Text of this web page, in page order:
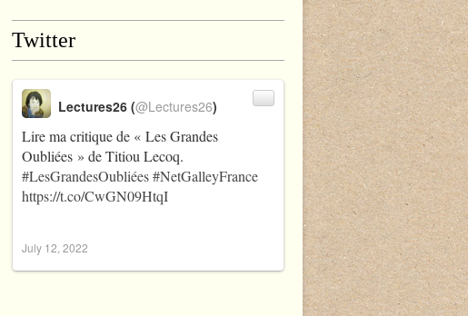
Twitter
Lire ma critique de « Les Grandes
Oubliées » de Titiou Lecoq.
#LesGrandesOubliées#NetGalleyFrance
https://t.co/CwGN09HtqI
Lectures26 (@Lectures26)
July 12, 2022